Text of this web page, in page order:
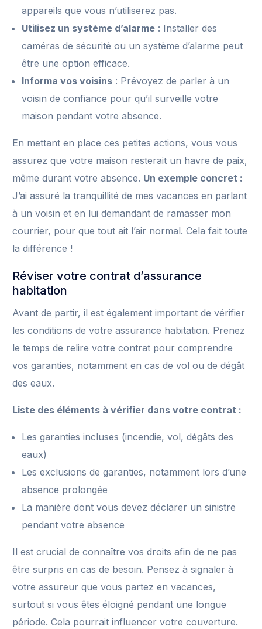
appareils que vous n’utiliserez pas.
Utilisez un système d’alarme : Installer des
caméras de sécurité ou un système d’alarme peut
être une option efficace.
Informa vos voisins : Prévoyez de parler à un
voisin de confiance pour qu’il surveille votre
maison pendant votre absence.
En mettant en place ces petites actions, vous vous
assurez que votre maison resterait un havre de paix,
même durant votre absence. Un exemple concret :
J’ai assuré la tranquillité de mes vacances en parlant
à un voisin et en lui demandant de ramasser mon
courrier, pour que tout ait l’air normal. Cela fait toute
la différence !
Réviser votre contrat d’assurance
habitation
Avant de partir, il est également important de vérifier
les conditions de votre assurance habitation. Prenez
le temps de relire votre contrat pour comprendre
vos garanties, notamment en cas de vol ou de dégât
des eaux.
Liste des éléments à vérifier dans votre contrat :
Les garanties incluses (incendie, vol, dégâts des
eaux)
Les exclusions de garanties, notamment lors d’une
absence prolongée
La manière dont vous devez déclarer un sinistre
pendant votre absence
Il est crucial de connaître vos droits afin de ne pas
être surpris en cas de besoin. Pensez à signaler à
votre assureur que vous partez en vacances,
surtout si vous êtes éloigné pendant une longue
période. Cela pourrait influencer votre couverture.